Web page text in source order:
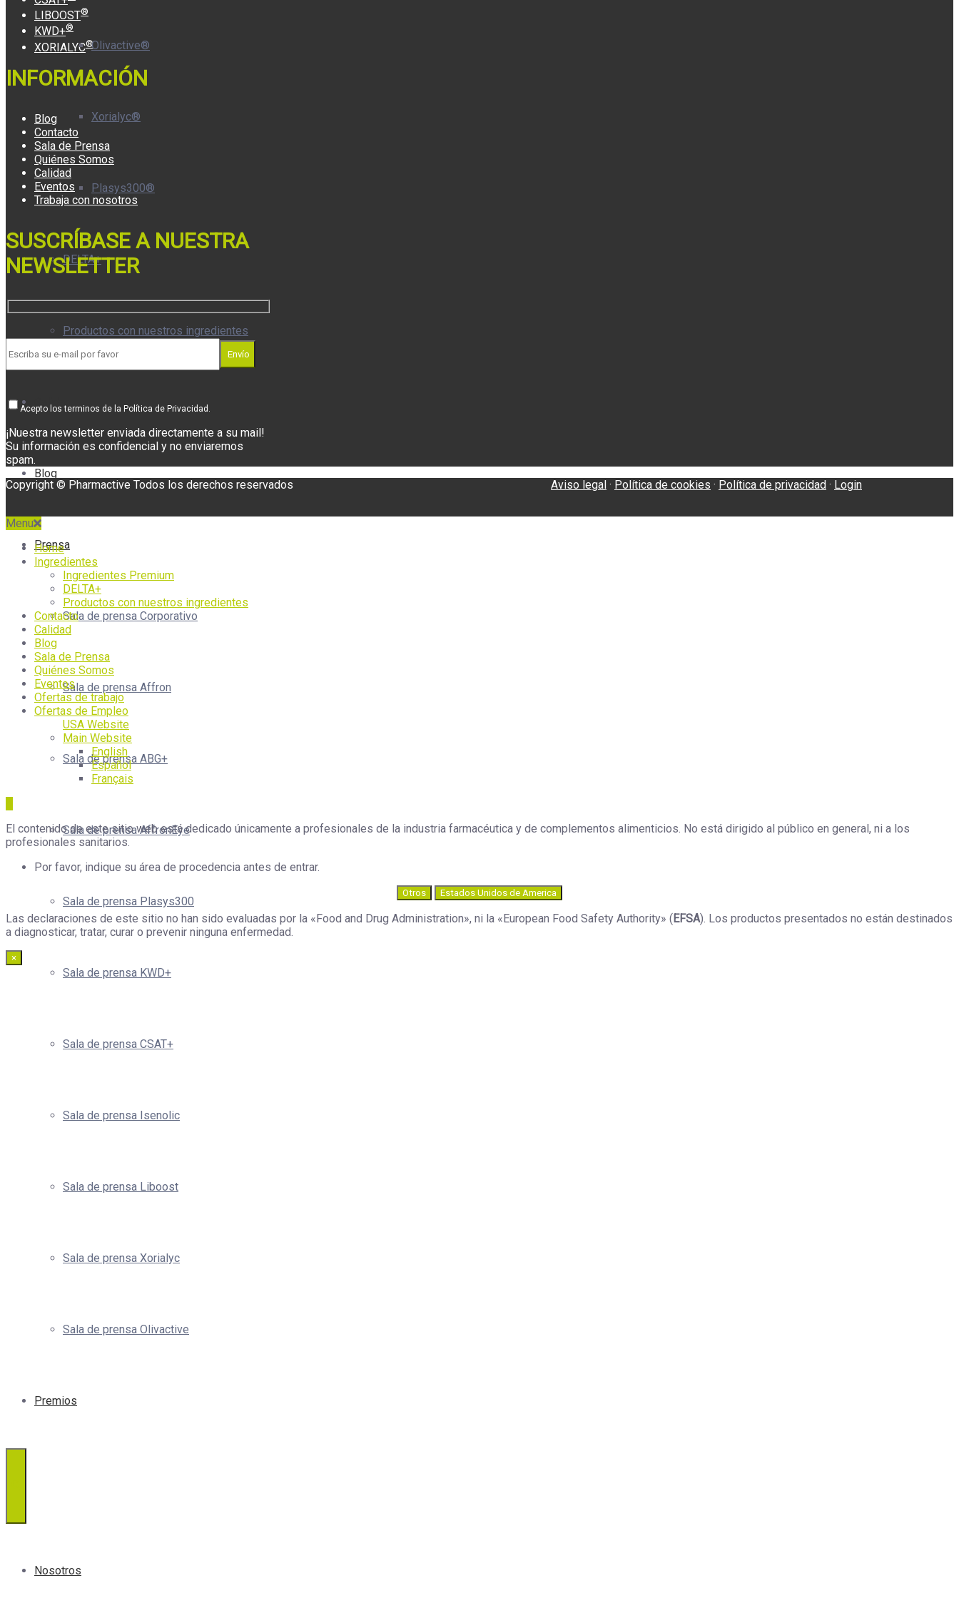
Olivactive®
Xorialyc®
Plasys300®
DELTA+
Productos con nuestros ingredientes
Calidad
Blog
Prensa
Sala de prensa Corporativo
Sala de prensa Affron
Sala de prensa ABG+
Sala de prensa AffronEye
Sala de prensa Plasys300
Sala de prensa KWD+
Sala de prensa CSAT+
Sala de prensa Isenolic
Sala de prensa Liboost
Sala de prensa Xorialyc
Sala de prensa Olivactive
Premios
Nosotros
LIBOOST®
KWD+®
XORIALYC®
INFORMACIÓN
Blog
Contacto
Sala de Prensa
Quiénes Somos
Calidad
Eventos
Trabaja con nosotros
SUSCRÍBASE A NUESTRA
NEWSLETTER
Envío
Acepto los terminos de la Política de Privacidad.
¡Nuestra newsletter enviada directamente a su mail!
Su información es confidencial y no enviaremos
spam.
Copyright © Pharmactive Todos los derechos reservados
Aviso legal · Política de cookies · Política de privacidad · Login
Menu
Home
Ingredientes
Ingredientes Premium
DELTA+
Productos con nuestros ingredientes
Contacto
Calidad
Blog
Sala de Prensa
Quiénes Somos
Eventos
Ofertas de trabajo
Ofertas de Empleo
USA Website
Main Website
English
Español
Français
El contenido de este sitio web está dedicado únicamente a profesionales de la industria farmacéutica y de complementos alimenticios. No está dirigido al público en general, ni a los
profesionales sanitarios.
Por favor, indique su área de procedencia antes de entrar.
Otros Estados Unidos de America
Las declaraciones de este sitio no han sido evaluadas por la «Food and Drug Administration», ni la «European Food Safety Authority» ( EFSA). Los productos presentados no están destinados
a diagnosticar, tratar, curar o prevenir ninguna enfermedad.
×